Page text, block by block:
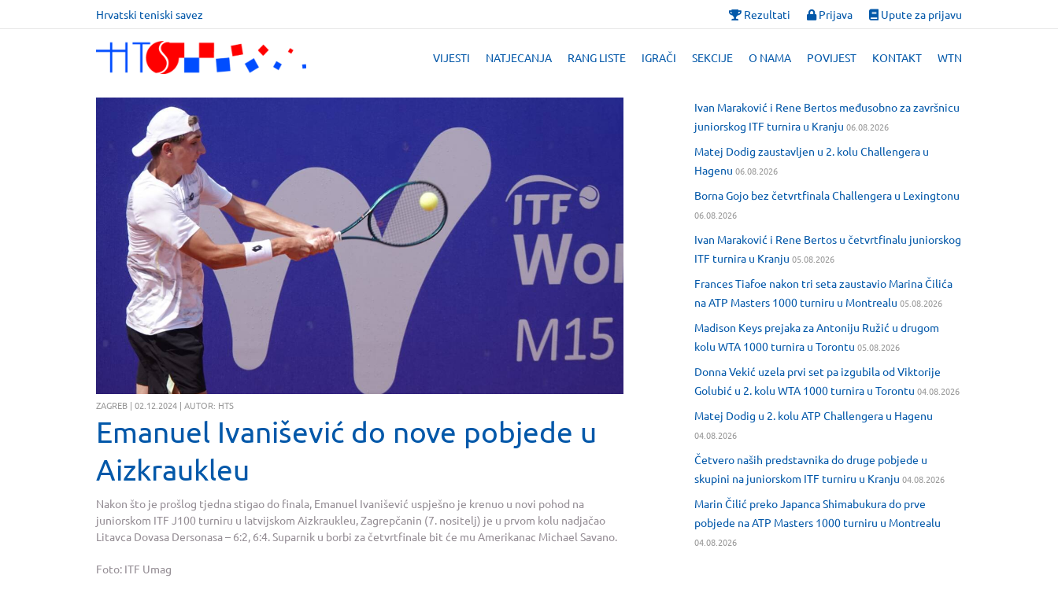
Hrvatski teniski savez Rezultati Prijava Upute za prijavu
VIJESTI NATJECANJA RANG LISTE IGRAČI SEKCIJE O NAMA POVIJEST KONTAKT WTN
ZAGREB | 02.12.2024 | AUTOR: HTS
Emanuel Ivanišević do nove pobjede u
Aizkraukleu
Nakon što je prošlog tjedna stigao do finala, Emanuel Ivanišević uspješno je krenuo u novi pohod na
juniorskom ITF J100 turniru u latvijskom Aizkraukleu, Zagrepčanin (7. nositelj) je u prvom kolu nadjačao
Litavca Dovasa Dersonasa – 6:2, 6:4. Suparnik u borbi za četvrtfinale bit će mu Amerikanac Michael Savano.
Foto: ITF Umag
Ivan Maraković i Rene Bertos međusobno za završnicu
juniorskog ITF turnira u Kranju 06.08.2026
Matej Dodig zaustavljen u 2. kolu Challengera u
Hagenu 06.08.2026
Borna Gojo bez četvrtfinala Challengera u Lexingtonu
06.08.2026
Ivan Maraković i Rene Bertos u četvrtfinalu juniorskog
ITF turnira u Kranju 05.08.2026
Frances Tiafoe nakon tri seta zaustavio Marina Čilića
na ATP Masters 1000 turniru u Montrealu 05.08.2026
Madison Keys prejaka za Antoniju Ružić u drugom
kolu WTA 1000 turnira u Torontu 05.08.2026
Donna Vekić uzela prvi set pa izgubila od Viktorije
Golubić u 2. kolu WTA 1000 turnira u Torontu 04.08.2026
Matej Dodig u 2. kolu ATP Challengera u Hagenu
04.08.2026
Četvero naših predstavnika do druge pobjede u
skupini na juniorskom ITF turniru u Kranju 04.08.2026
Marin Čilić preko Japanca Shimabukura do prve
pobjede na ATP Masters 1000 turniru u Montrealu
04.08.2026